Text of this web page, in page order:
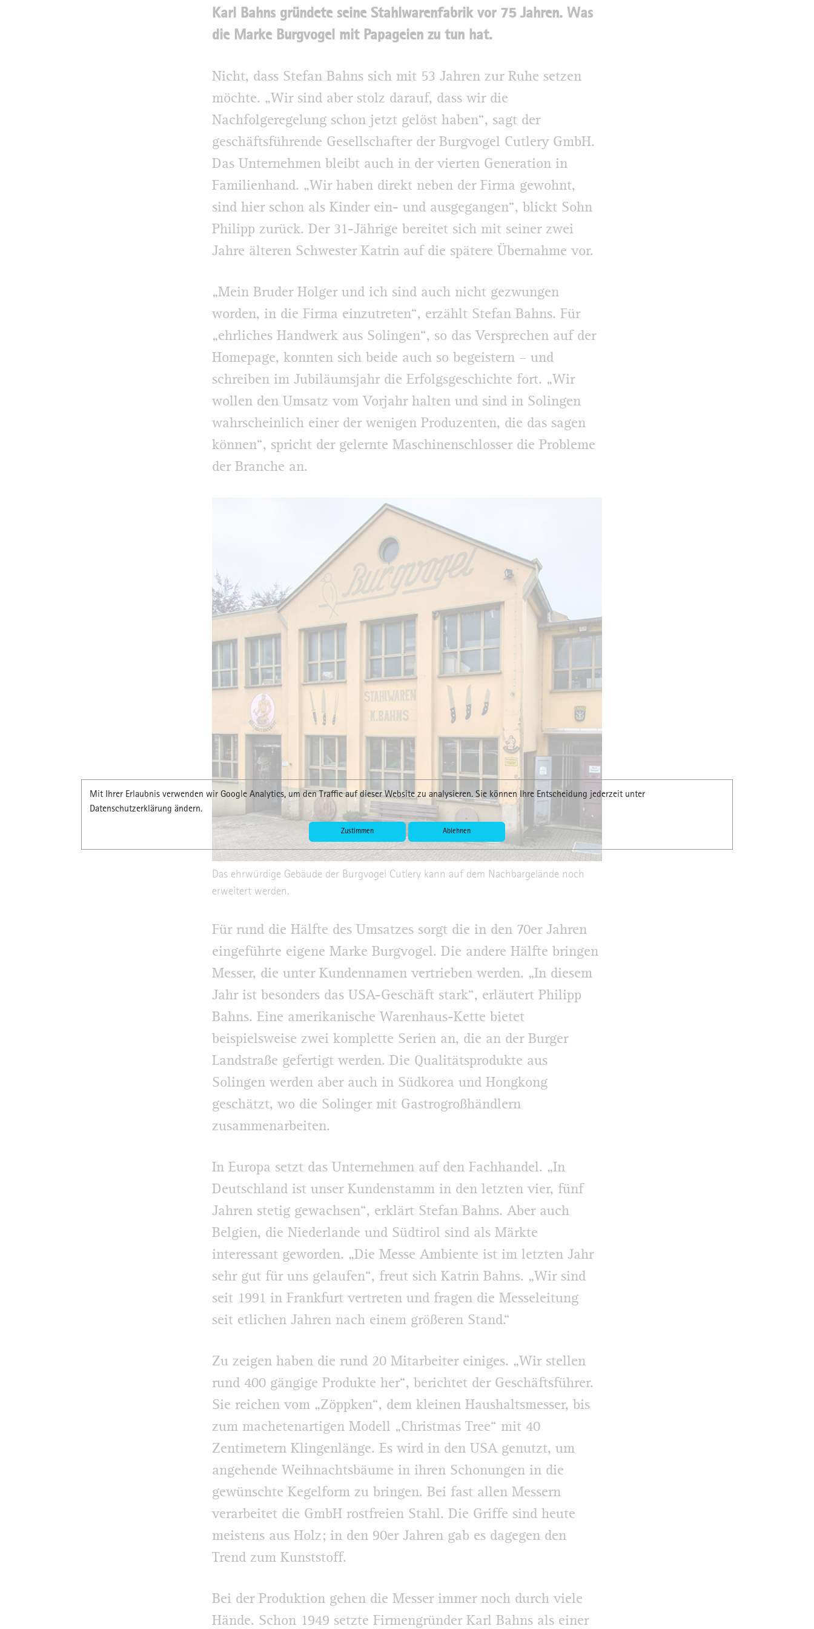
Karl Bahns gründete seine Stahlwarenfabrik vor 75 Jahren. Was
die Marke Burgvogel mit Papageien zu tun hat.
Nicht, dass Stefan Bahns sich mit 53 Jahren zur Ruhe setzen
möchte. „Wir sind aber stolz darauf, dass wir die
Nachfolgeregelung schon jetzt gelöst haben“, sagt der
geschäftsführende Gesellschafter der Burgvogel Cutlery GmbH.
Das Unternehmen bleibt auch in der vierten Generation in
Familienhand. „Wir haben direkt neben der Firma gewohnt,
sind hier schon als Kinder ein- und ausgegangen“, blickt Sohn
Philipp zurück. Der 31-Jährige bereitet sich mit seiner zwei
Jahre älteren Schwester Katrin auf die spätere Übernahme vor.
„Mein Bruder Holger und ich sind auch nicht gezwungen
worden, in die Firma einzutreten“, erzählt Stefan Bahns. Für
„ehrliches Handwerk aus Solingen“, so das Versprechen auf der
Homepage, konnten sich beide auch so begeistern – und
schreiben im Jubiläumsjahr die Erfolgsgeschichte fort. „Wir
wollen den Umsatz vom Vorjahr halten und sind in Solingen
wahrscheinlich einer der wenigen Produzenten, die das sagen
können“, spricht der gelernte Maschinenschlosser die Probleme
der Branche an.
Das ehrwürdige Gebäude der Burgvogel Cutlery kann auf dem Nachbargelände noch
erweitert werden.
Für rund die Hälfte des Umsatzes sorgt die in den 70er Jahren
eingeführte eigene Marke Burgvogel. Die andere Hälfte bringen
Messer, die unter Kundennamen vertrieben werden. „In diesem
Jahr ist besonders das USA-Geschäft stark“, erläutert Philipp
Bahns. Eine amerikanische Warenhaus-Kette bietet
beispielsweise zwei komplette Serien an, die an der Burger
Landstraße gefertigt werden. Die Qualitätsprodukte aus
Solingen werden aber auch in Südkorea und Hongkong
geschätzt, wo die Solinger mit Gastrogroßhändlern
zusammenarbeiten.
In Europa setzt das Unternehmen auf den Fachhandel. „In
Deutschland ist unser Kundenstamm in den letzten vier, fünf
Jahren stetig gewachsen“, erklärt Stefan Bahns. Aber auch
Belgien, die Niederlande und Südtirol sind als Märkte
interessant geworden. „Die Messe Ambiente ist im letzten Jahr
sehr gut für uns gelaufen“, freut sich Katrin Bahns. „Wir sind
seit 1991 in Frankfurt vertreten und fragen die Messeleitung
seit etlichen Jahren nach einem größeren Stand.“
Zu zeigen haben die rund 20 Mitarbeiter einiges. „Wir stellen
rund 400 gängige Produkte her“, berichtet der Geschäftsführer.
Sie reichen vom „Zöppken“, dem kleinen Haushaltsmesser, bis
zum machetenartigen Modell „Christmas Tree“ mit 40
Zentimetern Klingenlänge. Es wird in den USA genutzt, um
angehende Weihnachtsbäume in ihren Schonungen in die
gewünschte Kegelform zu bringen. Bei fast allen Messern
verarbeitet die GmbH rostfreien Stahl. Die Griffe sind heute
meistens aus Holz; in den 90er Jahren gab es dagegen den
Trend zum Kunststoff.
Bei der Produktion gehen die Messer immer noch durch viele
Hände. Schon 1949 setzte Firmengründer Karl Bahns als einer
Mit Ihrer Erlaubnis verwenden wir Google Analytics, um den Traffic auf dieser Website zu analysieren. Sie können Ihre Entscheidung jederzeit unter
Datenschutzerklärung ändern.
Zustimmen Ablehnen